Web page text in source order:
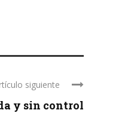
siguiente
y sin control